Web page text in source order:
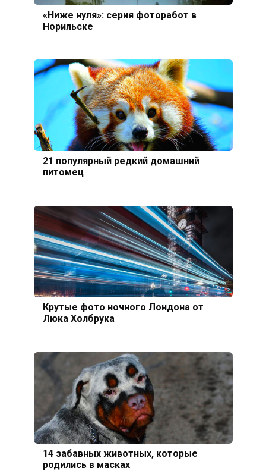
«Ниже нуля»: серия фоторабот в
Норильске
21 популярный редкий домашний
питомец
Крутые фото ночного Лондона от
Люка Холбрука
14 забавных животных, которые
родились в масках